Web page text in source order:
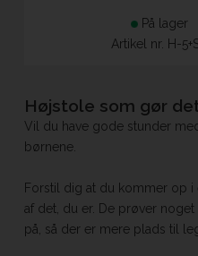
På lager
Artikel nr. H-
Højstole som gør
Vil du have gode stunder
børnene.
Forstil dig at du kommer op i
af det, du er. De prøver
på, så der er mere plads til